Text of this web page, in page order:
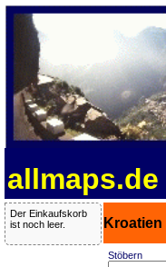
allmaps.de
Der Einkaufskorb
ist noch leer.
Kroatien
Stöbern